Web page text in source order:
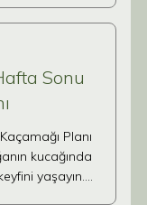
Sonu
Planı
kucağında
yaşayın.…